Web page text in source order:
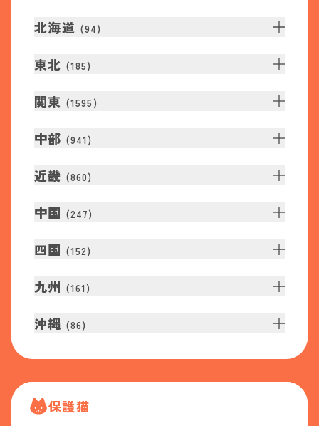
北海道 (94)
東北 (185)
関東 (1595 )
中部 (941 )
近畿 (860)
中国 (247)
四国 (152)
九州 (161 )
沖縄 (86)
保護猫